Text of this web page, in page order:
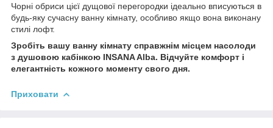
Чорні обриси цієї дущової перегородки ідеально вписуються в
будь-яку сучасну ванну кімнату, особливо якщо вона виконану
стилі лофт.
Зробіть вашу ванну кімнату справжнім місцем насолоди
з душовою кабінкою INSANA Alba. Відчуйте комфорт і
елегантність кожного моменту свого дня.
Приховати